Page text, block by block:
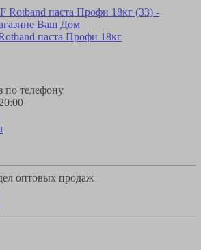
паста Профи 18кг
по телефону
оптовых продаж